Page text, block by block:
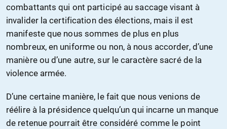
combattants qui ont participé au saccage visant à
invalider la certification des élections, mais il est
manifeste que nous sommes de plus en plus
nombreux, en uniforme ou non, à nous accorder, d’une
manière ou d’une autre, sur le caractère sacré de la
violence armée.
D’une certaine manière, le fait que nous venions de
réélire à la présidence quelqu’un qui incarne un manque
de retenue pourrait être considéré comme le point